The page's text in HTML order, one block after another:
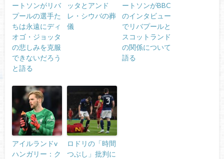
ートソンがリバ
プールの選手た
ちは永遠にディ
オゴ・ジョッタ
の悲しみを克服
できないだろう
と語る
ッタとアンド
レ・シウバの葬
儀
ートソンがBBC
のインタビュー
でリバプールと
スコットランド
の関係について
語る
アイルランドv
ハンガリー：ク
ロドリの「時間
つぶし」批判に